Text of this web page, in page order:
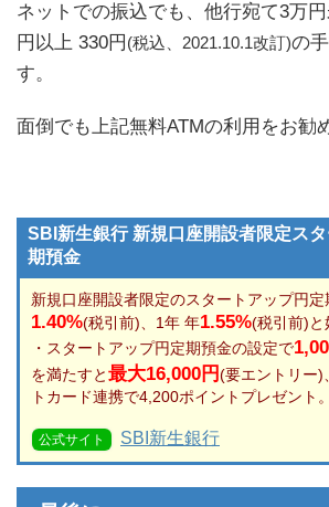
ネットでの振込でも、他行宛て3万
円以上 330円 (税込、2021.10.1改訂)の
す。
面倒でも上記無料ATMの利用をお勧
SBI新生銀行 新規口座開設者限定ス
期預金
新規口座開設者限定のスタートアップ円
1.40%(税引前)、1年 年1.55%(税引前)と
・スタートアップ円定期預金の設定で
を満たすと最大16,000円(要エントリー)
トカード連携で4,200ポイントプレゼント。
公式サイト SBI新生銀行